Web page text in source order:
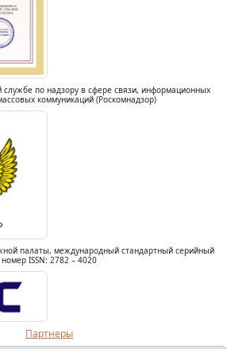
службе по надзору в сфере связи, информационных
коммуникаций (Роскомнадзор)
палаты, международный стандартный серийный
номер ISSN: 2782 – 4020
Партнеры